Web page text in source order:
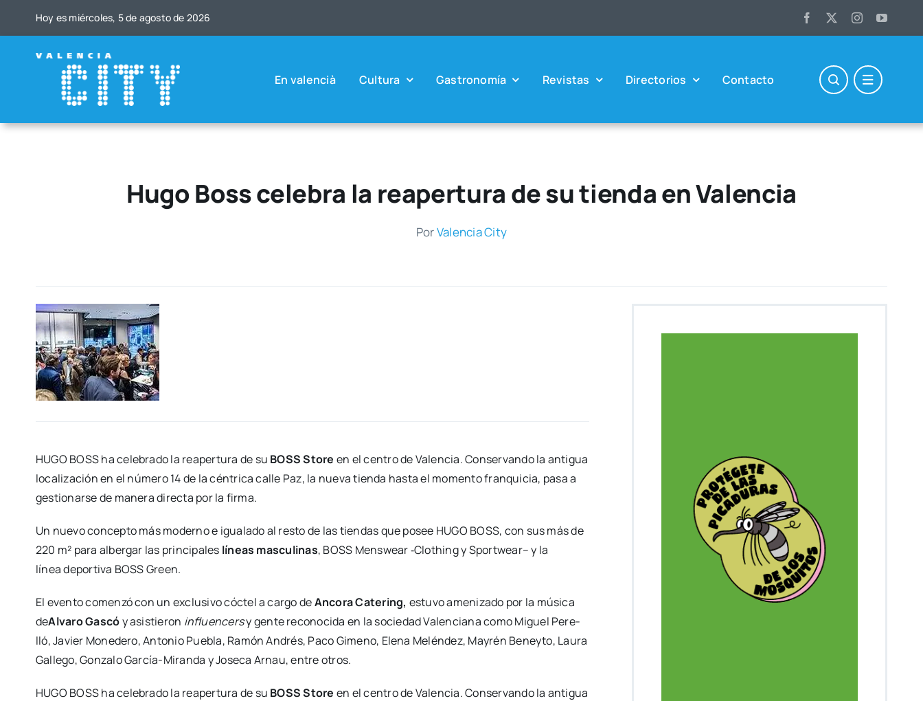
Hoy es miér­co­les, 5 de agos­to de 2026
En valen­cià Cul­tu­ra Gas­tro­no­mía Revis­tas Direc­to­rios Con­tac­to
Hugo Boss celebra la reapertura de su tienda en Valencia
PorValen­cia City
HUGO BOSS ha cele­bra­do la reaper­tu­ra de su BOSS Sto­re en el cen­tro de Valen­cia. Con­ser­van­do la anti­gua
loca­li­za­ción en el núme­ro 14 de la cén­tri­ca calle Paz, la nue­va tien­da has­ta el momen­to fran­qui­cia, pasa a
ges­tio­nar­se de mane­ra direc­ta por la fir­ma.
Un nue­vo con­cep­to más moderno e igua­la­do al res­to de las tien­das que posee HUGO BOSS, con sus más de
220 m² para alber­gar las prin­ci­pa­les líneas mas­cu­li­nas, BOSS Mens­wear ‑Clothing y Sport­wear– y la
línea depor­ti­va BOSS Green.
El even­to comen­zó con un exclu­si­vo cóc­tel a car­go deAnco­ra Cate­ring, estu­vo ame­ni­za­do por la músi­ca
deAlva­ro Gas­cóy asis­tie­ron influen­cersy gen­te reco­no­ci­da en la socie­dad Valen­cia­na como Miguel Pere­
lló, Javier Mone­de­ro, Anto­nio Pue­bla, Ramón Andrés, Paco Gimeno, Ele­na Melén­dez, May­rén Beney­to, Lau­ra
Galle­go, Gon­za­lo Gar­­cía-Mira­n­­da y Jose­ca Arnau, entre otros.
HUGO BOSS ha cele­bra­do la reaper­tu­ra de su BOSS Sto­re en el cen­tro de Valen­cia. Con­ser­van­do la anti­gua